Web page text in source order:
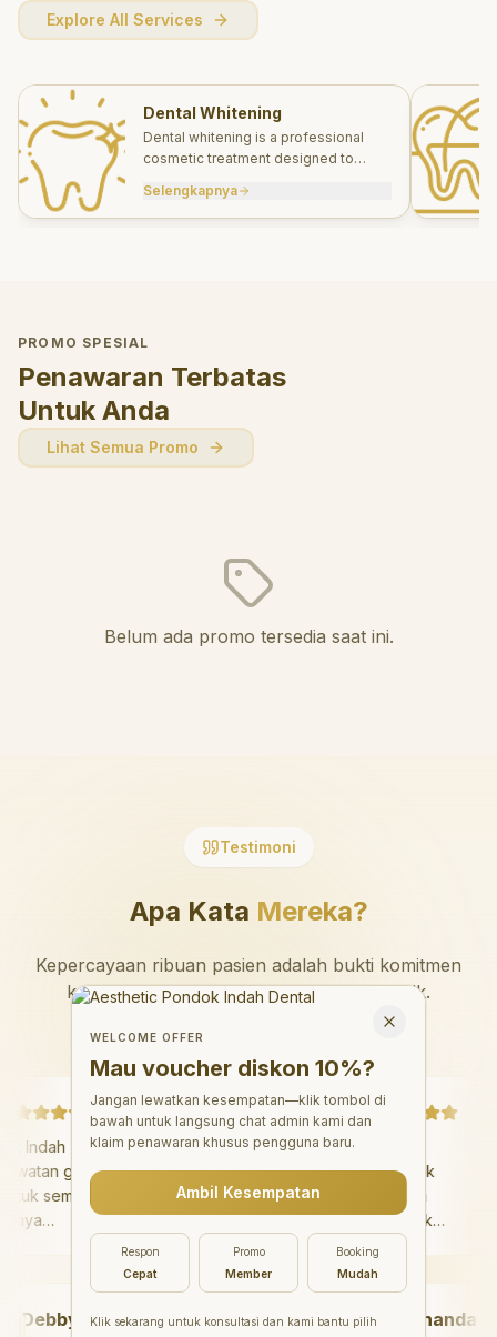
Explore All Services
Dental Whitening
Dental whitening is a professional
cosmetic treatment designed to
effectively.
Selengkapnya
PROMO SPESIAL
Penawaran Terbatas
Untuk Anda
Lihat Semua Promo
Belum ada promo tersedia saat ini.
Testimoni
Apa Kata Mereka?
Kepercayaan ribuan pasien adalah bukti komitmen
kami untuk memberikan pelayanan terbaik.
Debby Sahertian
Indah
perawatan gigi
untuk semua
giginya
pasien tentang
dan mulut
Mazaya Mania
"Sangat menyenangkan!
Dokter giginya sangat baik
dan saya tidak takut sama
sekali. Perawatannya tidak
sakit, dan saya bisa bermain
di ruang bermain setelahnya.
Saya suka pergi ke dokter
gigi sekarang!"
Debby Sahertian Marshanda
Welcome Offer
Mau voucher diskon <strong>10%</strong>?
WELCOME OFFER
Mau voucher diskon 10%?
Jangan lewatkan kesempatan—klik tombol di
bawah untuk langsung chat admin kami dan
klaim penawaran khusus pengguna baru.
Ambil Kesempatan
Respon
Cepat
Promo
Member
Booking
Mudah
Klik sekarang untuk konsultasi dan kami bantu pilih
Close